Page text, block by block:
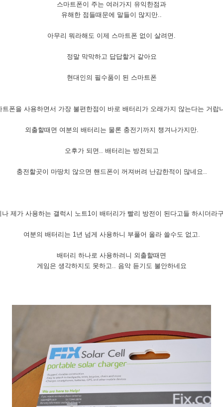
스마트폰이 주는 여러가지 유익한점과
유해한 점들때문에 말들이 많지만..
아무리 뭐라해도 이제 스마트폰 없이 살려면.
정말 막막하고 답답할거 같아요
현대인의 필수품이 된 스마트폰
트폰을 사용하면서 가장 불편한점이 바로 배터리가 오래가지 않는다는 거랍
외출할때면 여분의 배터리는 물론 충전기까지 챙겨나가지만.
오후가 되면.. 배터리는 방전되고
충전할곳이 마땅치 않으면 핸드폰이 꺼져버려 난감한적이 많네요..
나 제가 사용하는 갤럭시 노트1이 배터리가 빨리 방전이 된다고들 하시더라
여분의 배터리는 1년 넘게 사용하니 부풀어 올라 쓸수도 없고.
배터리 하나로 사용하려니 외출할때면
게임은 생각하지도 못하고.. 음악 듣기도 불안하네요